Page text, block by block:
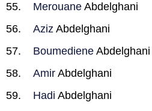
Merouane Abdelghani
Aziz Abdelghani
Boumediene Abdelghani
Amir Abdelghani
Hadi Abdelghani